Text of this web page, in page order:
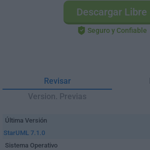
Descargar Libre
Seguro y Confiable
Revisar
Version. Previas
Última Versión
StarUML 7.1.0
Sistema Operativo